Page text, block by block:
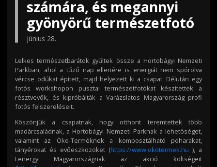
számára, és megannyi
gyönyörű természetfotó
június 28.
Lelkes természetbarátok gyűltek össze a Hortobágyi Nemzeti
Parkban, ahol a tűző nap ellenére is energiát nem spórolva
vércse odúkat épített, majd helyezett ki a csapat. Délután egy
fotós workshopon pusztai természetfotókat készítettek a
résztvevők, és kipróbálták a Varázslatos Magyarország profi
fotós felszereléseit.
Köszönjük a csapatnak, hogy otthont teremtettek több
madárcsaládnak, a Hortobágyi Nemzeti Parknak a lehetőséget,
valamint az Öko-Terméknek a komposztálható poharakat,
tányérokat és evőeszközöket (https://www.okotermek.hu ), a
Lenergy Magyarországnak az akció költségeit